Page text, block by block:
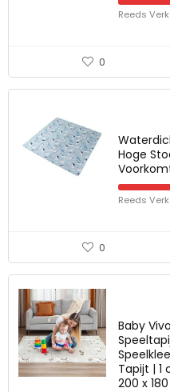
Reeds
0
Hoge
Reeds
0
Baby
Tapijt | 1
200 x